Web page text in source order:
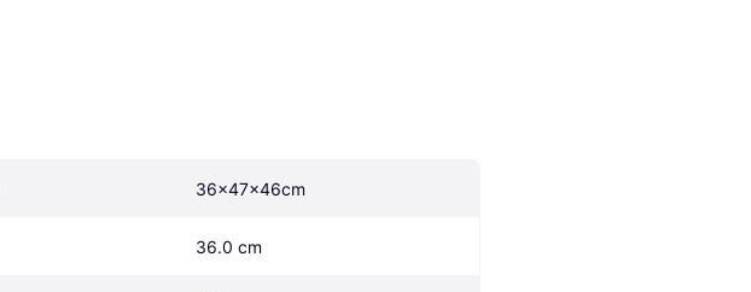
36x47x46cm
36.0 cm